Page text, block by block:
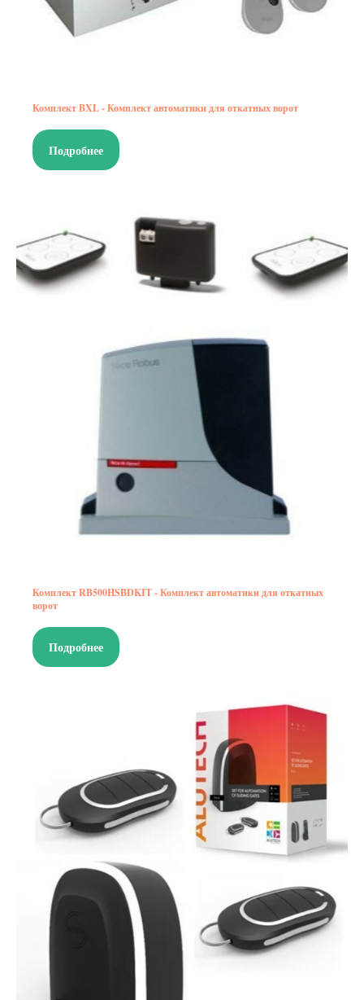
Комплект BXL - Комплект автоматики для откатных ворот
Подробнее
Комплект RB500HSBDKIT - Комплект автоматики для откатных
ворот
Подробнее